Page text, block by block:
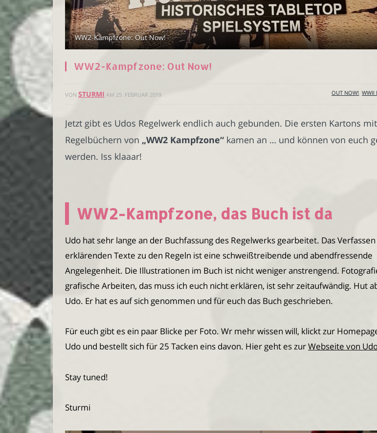
WW2-Kampfzone: Out Now!
WW2-Kampfzone: Out Now!
VON STURMI AM 25. FEBRUAR 2019 OUT NOW! WWII
Jetzt gibt es Udos Regelwerk endlich auch gebunden. Die ersten Kartons
Regelbüchern von „WW2 Kampfzone“ kamen an … und können von euch
werden. Iss klaaar!
WW2-Kampfzone, das Buch ist da
Udo hat sehr lange an der Buchfassung des Regelwerks gearbeitet. Das
erklärenden Texte zu den Regeln ist eine schweißtreibende und abendfressende
Angelegenheit. Die Illustrationen im Buch ist nicht weniger anstrengend.
grafische Arbeiten, das muss ich euch nicht erklären, ist sehr zeitaufwändig. Hut
Udo. Er hat es auf sich genommen und für euch das Buch geschrieben.
Für euch gibt es ein paar Blicke per Foto. Wr mehr wissen will, klickt zur
Udo und bestellt sich für 25 Tacken eins davon. Hier geht es zurWebseite von
Stay tuned!
Sturmi